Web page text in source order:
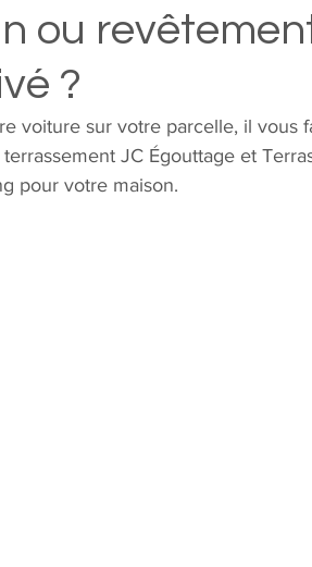
ou
?
voiture sur votre parcelle, il vous
terrassement JC Égouttage et
pour votre maison.